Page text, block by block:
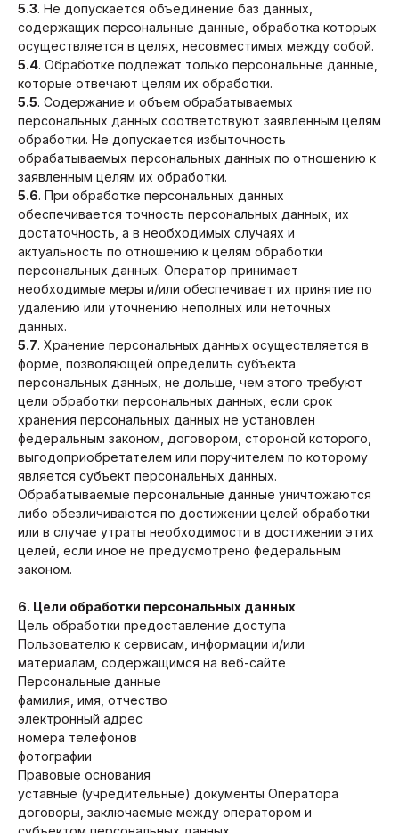
5.3. Не допускается объединение баз данных,
содержащих персональные данные, обработка которых
осуществляется в целях, несовместимых между собой.
5.4. Обработке подлежат только персональные данные,
которые отвечают целям их обработки.
5.5. Содержание и объем обрабатываемых
персональных данных соответствуют заявленным целям
обработки. Не допускается избыточность
обрабатываемых персональных данных по отношению к
заявленным целям их обработки.
5.6. При обработке персональных данных
обеспечивается точность персональных данных, их
достаточность, а в необходимых случаях и
актуальность по отношению к целям обработки
персональных данных. Оператор принимает
необходимые меры и/или обеспечивает их принятие по
удалению или уточнению неполных или неточных
данных.
5.7. Хранение персональных данных осуществляется в
форме, позволяющей определить субъекта
персональных данных, не дольше, чем этого требуют
цели обработки персональных данных, если срок
хранения персональных данных не установлен
федеральным законом, договором, стороной которого,
выгодоприобретателем или поручителем по которому
является субъект персональных данных.
Обрабатываемые персональные данные уничтожаются
либо обезличиваются по достижении целей обработки
или в случае утраты необходимости в достижении этих
целей, если иное не предусмотрено федеральным
законом.
6. Цели обработки персональных данных
Цель обработки предоставление доступа
Пользователю к сервисам, информации и/или
материалам, содержащимся на веб-сайте
Персональные данные
фамилия, имя, отчество
электронный адрес
номера телефонов
фотографии
Правовые основания
уставные (учредительные) документы Оператора
договоры, заключаемые между оператором и